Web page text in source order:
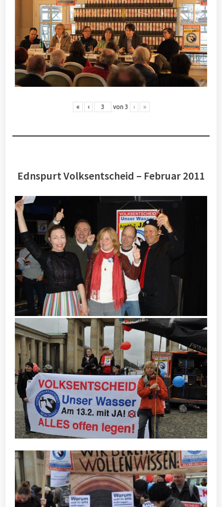
« ‹ von 3 › »
Ednspurt Volksentscheid – Februar 2011